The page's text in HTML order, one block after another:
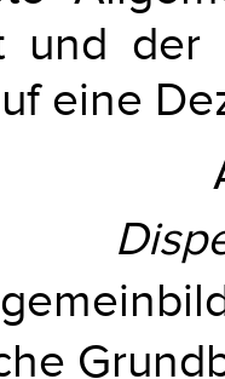
und
eine